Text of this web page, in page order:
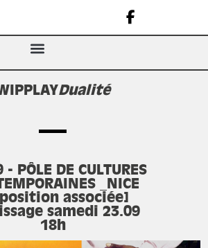
Dualité
- PÔLE DE CULTURES
_NICE
associée]
samedi 23.09
18h